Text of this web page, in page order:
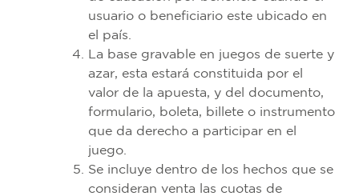
usuario o beneficiario este ubicado en
el país.
La base gravable en juegos de suerte y
azar, esta estará constituida por el
valor de la apuesta, y del documento,
formulario, boleta, billete o instrumento
que da derecho a participar en el
juego.
Se incluye dentro de los hechos que se
consideran venta las cuotas de